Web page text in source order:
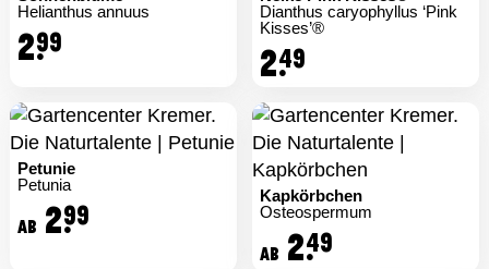
Helianthus annuus
2.99
Dianthus caryophyllus ‘Pink
Kisses’®
2.49
Petunie
Petunia
ab 2.99
Kapkörbchen
Osteospermum
ab 2.49